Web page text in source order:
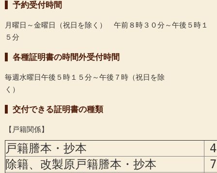
予約受付時間
月曜日～金曜日（祝日を除く） 午前８時３０分～午後５時１
５分
各種証明書の時間外受付時間
毎週水曜日午後５時１５分～午後７時（祝日を除
く
交付できる証明書の種類
【戸籍関係】
戸籍謄本・抄本
除籍、改製原戸籍謄本・抄本